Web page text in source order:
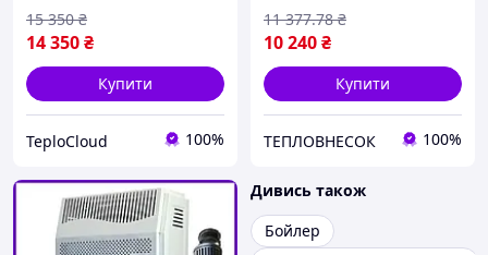
14 350₴
15 350 ₴
Купити
TeploCloud 100%
10 240₴
11 377.78 ₴
Купити
ТЕПЛОВНЕСОК 100%
Дивись також
Бойлер